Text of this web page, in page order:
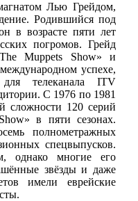
Лью Грейдом,
Родившийся под
в возрасте пяти лет
погромов. Грейд
Muppets Show» и
успехе,
телеканала ITV
С 1976 по 1981
сложности 120 серий
в пяти сезонах.
полнометражных
спецвыпусков.
однако многие его
звёзды и даже
имели еврейские